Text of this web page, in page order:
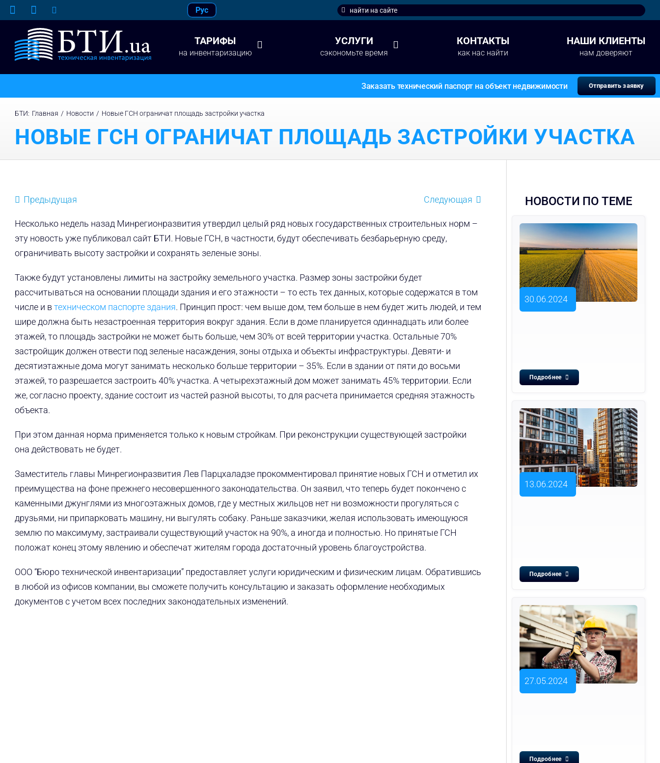
Skip
to
content
Рус
Search
ТАРИФЫ
на инвентаризацию
УСЛУГИ
сэкономьте время
КОНТАКТЫ
как нас найти
НАШИ КЛИЕНТЫ
нам доверяют
Заказать технический паспорт на объект недвижимости Отправить заявку
БТИ: Главная / Новости / Новые ГСН ограничат площадь застройки участка
НОВЫЕ ГСН ОГРАНИЧАТ ПЛОЩАДЬ ЗАСТРОЙКИ УЧАСТКА
Предыдущая Следующая
Несколько недель назад Минрегионразвития утвердил целый ряд новых государственных строительных норм –
эту новость уже публиковал сайт БТИ. Новые ГСН, в частности, будут обеспечивать безбарьерную среду,
ограничивать высоту застройки и сохранять зеленые зоны.
Также будут установлены лимиты на застройку земельного участка. Размер зоны застройки будет
рассчитываться на основании площади здания и его этажности – то есть тех данных, которые содержатся в том
числе и в техническом паспорте здания. Принцип прост: чем выше дом, тем больше в нем будет жить людей, и тем
шире должна быть незастроенная территория вокруг здания. Если в доме планируется одиннадцать или более
этажей, то площадь застройки не может быть больше, чем 30% от всей территории участка. Остальные 70%
застройщик должен отвести под зеленые насаждения, зоны отдыха и объекты инфраструктуры. Девяти- и
десятиэтажные дома могут занимать несколько больше территории – 35%. Если в здании от пяти до восьми
этажей, то разрешается застроить 40% участка. А четырехэтажный дом может занимать 45% территории. Если
же, согласно проекту, здание состоит из частей разной высоты, то для расчета принимается средняя этажность
объекта.
При этом данная норма применяется только к новым стройкам. При реконструкции существующей застройки
она действовать не будет.
Заместитель главы Минрегионразвития Лев Парцхаладзе прокомментировал принятие новых ГСН и отметил их
преимущества на фоне прежнего несовершенного законодательства. Он заявил, что теперь будет покончено с
каменными джунглями из многоэтажных домов, где у местных жильцов нет ни возможности прогуляться с
друзьями, ни припарковать машину, ни выгулять собаку. Раньше заказчики, желая использовать имеющуюся
землю по максимуму, застраивали существующий участок на 90%, а иногда и полностью. Но принятые ГСН
положат конец этому явлению и обеспечат жителям города достаточный уровень благоустройства.
ООО “Бюро технической инвентаризации” предоставляет услуги юридическим и физическим лицам. Обратившись
в любой из офисов компании, вы сможете получить консультацию и заказать оформление необходимых
документов с учетом всех последних законодательных изменений.
НОВОСТИ ПО ТЕМЕ
30.06.2024
Подробнее
13.06.2024
Подробнее
27.05.2024
Подробнее